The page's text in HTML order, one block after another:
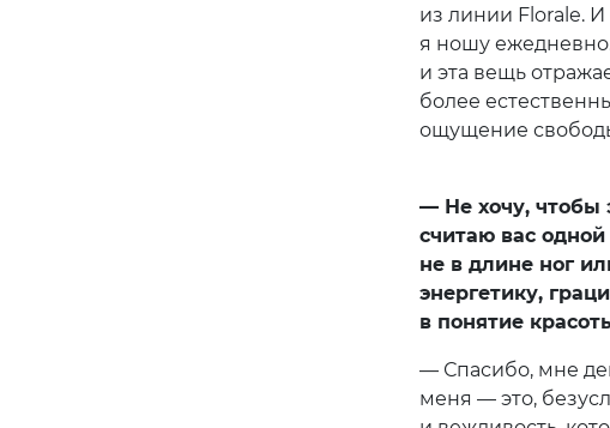
из линии Florale.
я ношу
и эта вещь
более
ощущение
— Не хочу, чтобы
считаю вас
не в длине ног
энергетику,
в понятие
— Спасибо, мне
меня — это,